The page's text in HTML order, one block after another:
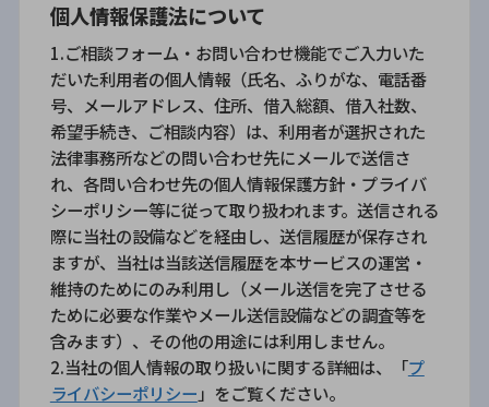
個人情報保護法について
1.ご相談フォーム・お問い合わせ機能でご入力いた
だいた利用者の個人情報（氏名、ふりがな、電話番
号、メールアドレス、住所、借入総額、借入社数、
希望手続き、ご相談内容）は、利用者が選択された
法律事務所などの問い合わせ先にメールで送信さ
れ、各問い合わせ先の個人情報保護方針・プライバ
シーポリシー等に従って取り扱われます。送信される
際に当社の設備などを経由し、送信履歴が保存され
ますが、当社は当該送信履歴を本サービスの運営・
維持のためにのみ利用し（メール送信を完了させる
ために必要な作業やメール送信設備などの調査等を
含みます）、その他の用途には利用しません。
2.当社の個人情報の取り扱いに関する詳細は、「プ
ライバシーポリシー 」をご覧ください。